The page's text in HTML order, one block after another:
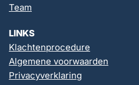
Team
LINKS
Klachtenprocedure
Algemene voorwaarden
Privacyverklaring